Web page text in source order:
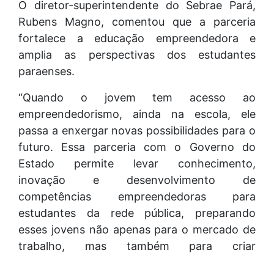
O diretor-superintendente do Sebrae Pará,
Rubens Magno, comentou que a parceria
fortalece a educação empreendedora e
amplia as perspectivas dos estudantes
paraenses.
“Quando o jovem tem acesso ao
empreendedorismo, ainda na escola, ele
passa a enxergar novas possibilidades para o
futuro. Essa parceria com o Governo do
Estado permite levar conhecimento,
inovação e desenvolvimento de
competências empreendedoras para
estudantes da rede pública, preparando
esses jovens não apenas para o mercado de
trabalho, mas também para criar